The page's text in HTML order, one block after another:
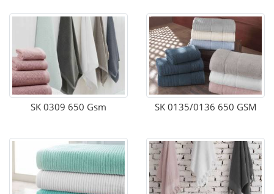
SK 0309 650 Gsm SK 0135/0136 650 GSM